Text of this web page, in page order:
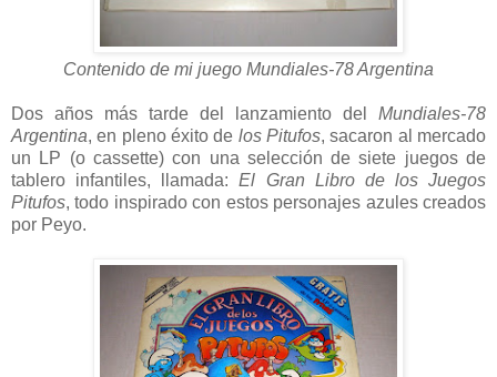
Contenido de mi juego Mundiales-78 Argentina
Dos años más tarde del lanzamiento del Mundiales-78
Argentina, en pleno éxito de los Pitufos, sacaron al mercado
un LP (o cassette) con una selección de siete juegos de
tablero infantiles, llamada:El Gran Libro de los Juegos
Pitufos, todo inspirado con estos personajes azules creados
por Peyo.